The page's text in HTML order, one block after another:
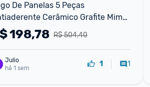
De Panelas 5 Peças
Cerâmico Grafite Mimo
- Conjunto Completo
R$ 504,40
198,78
Julio
há 1 sem
1 1